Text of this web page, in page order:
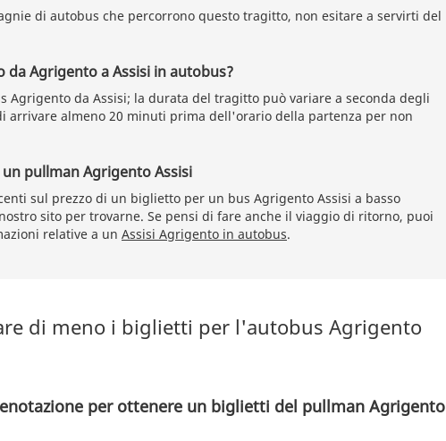
di autobus che percorrono questo tragitto, non esitare a servirti del
da Agrigento a Assisi in autobus?
Agrigento da Assisi; la durata del tragitto può variare a seconda degli
arrivare almeno 20 minuti prima dell'orario della partenza per non
pullman Agrigento Assisi
sul prezzo di un biglietto per un bus Agrigento Assisi a basso
sito per trovarne. Se pensi di fare anche il viaggio di ritorno, puoi
relative a un Assisi Agrigento in autobus.
di meno i biglietti per l'autobus Agrigento
per ottenere un biglietti del pullman Agrigento